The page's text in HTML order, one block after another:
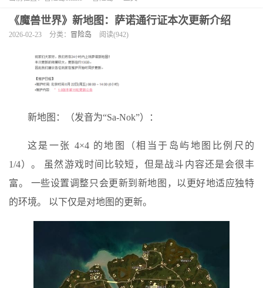
《魔兽世界》新地图：萨诺通行证本次更新介绍
2026-02-23 分类： 冒险岛 阅读(942)
新地图：（发音为“Sa-Nok”）：
这是一张 4×4 的地图（相当于岛屿地图比例尺的
1/4）。 虽然游戏时间比较短，但是战斗内容还是会很丰
富。 一些设置调整只会更新到新地图，以更好地适应独特
的环境。 以下仅是对地图的更新。